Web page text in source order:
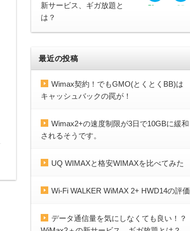
新サービス、ギガ放題と
は？
最近の投稿
Wimax契約！でもGMO(とくとくBB)は
キャッシュバックの罠が！
Wimax2+の速度制限が3日で10GBに緩和
されるそうです。
UQ WIMAXと格安WIMAXを比べてみた
Wi-Fi WALKER WiMAX 2+ HWD14の評価
データ通信量を気にしなくても良い！？